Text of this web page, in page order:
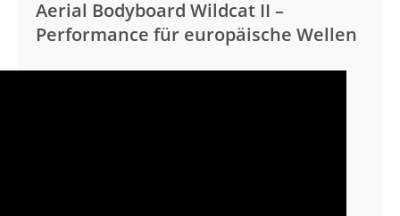
Aerial Bodyboard Wildcat II –
Performance für europäische Wellen